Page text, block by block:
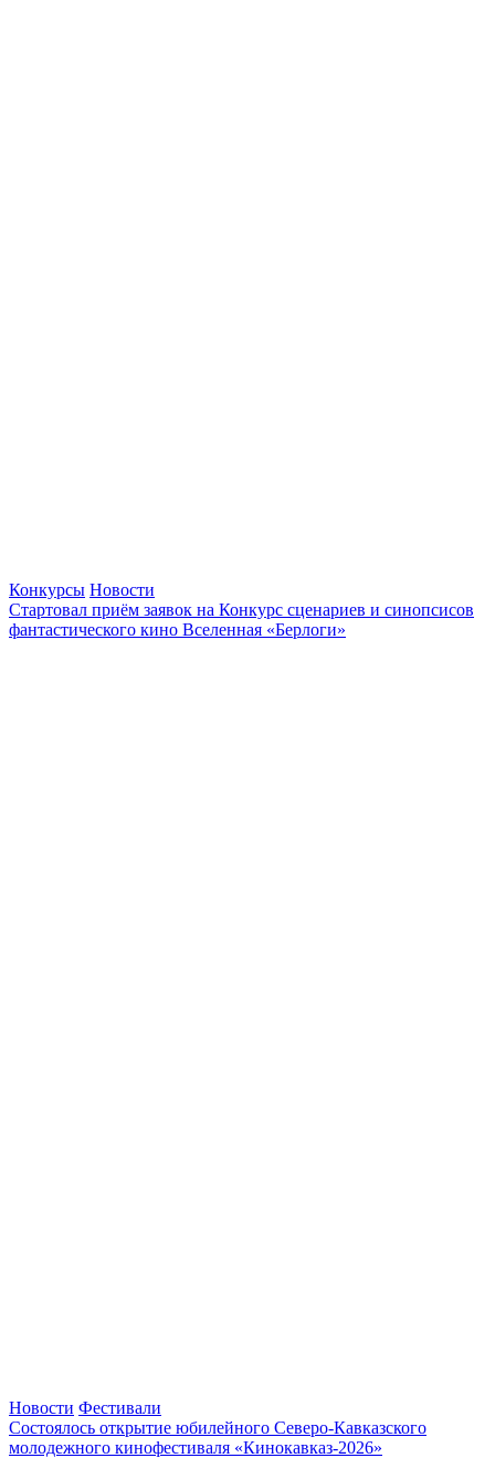
Конкурсы Новости
Стартовал приём заявок на Конкурс сценариев и синопсисов
фантастического кино Вселенная «Берлоги»
Новости Фестивали
Состоялось открытие юбилейного Северо-Кавказского
молодежного кинофестиваля «Кинокавказ-2026»